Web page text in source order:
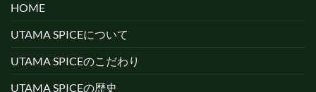
HOME
UTAMA SPICEについて
UTAMA SPICEのこだわり
UTAMA SPICEの歴史